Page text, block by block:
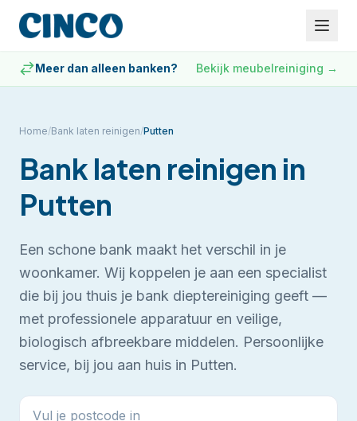
Meer dan alleen banken? Bekijk meubelreiniging →
Home/Bank laten reinigen/Putten
Bank laten reinigen in
Putten
Een schone bank maakt het verschil in je
woonkamer. Wij koppelen je aan een specialist
die bij jou thuis je bank dieptereiniging geeft —
met professionele apparatuur en veilige,
biologisch afbreekbare middelen. Persoonlijke
service, bij jou aan huis in Putten.